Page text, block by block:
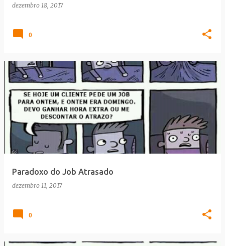
dezembro 18, 2017
0
Paradoxo do Job Atrasado
dezembro 11, 2017
0